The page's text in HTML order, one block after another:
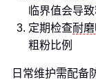
临界值会导
定期检查耐
粗粉比例
日常维护需配备